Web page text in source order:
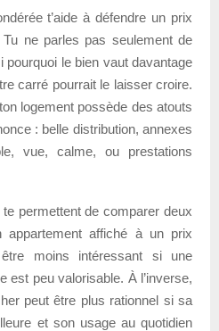
t’aide à défendre un prix
ne parles pas seulement de
le bien vaut davantage
carré pourrait le laisser croire.
logement possède des atouts
: belle distribution, annexes
vue, calme, ou prestations
permettent de comparer deux
appartement affiché à un prix
moins intéressant si une
est peu valorisable. À l’inverse,
peut être plus rationnel si sa
et son usage au quotidien